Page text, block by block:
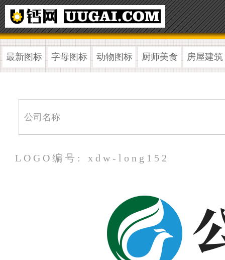
最新图标 字母图标 动物图标 厨师美食 房屋建筑
LOGO编号: xdw-long152